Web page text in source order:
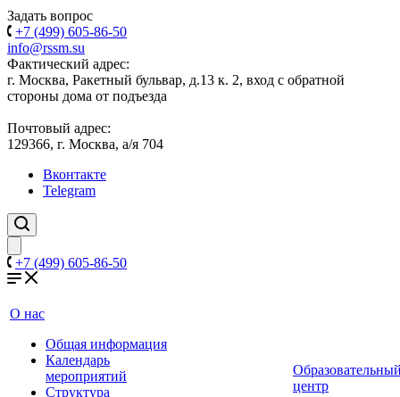
Задать вопрос
+7 (499) 605-86-50
info@rssm.su
Фактический адрес:
г. Москва, Ракетный бульвар, д.13 к. 2, вход с обратной
стороны дома от подъезда
Почтовый адрес:
129366, г. Москва, а/я 704
Вконтакте
Telegram
+7 (499) 605-86-50
О нас
Общая информация
Календарь
мероприятий
Структура
центр